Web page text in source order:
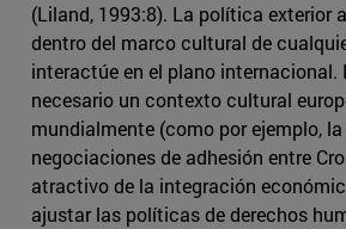
(Liland, 1993:8). La política exterior
dentro del marco cultural de
interactúe en el plano internacional.
necesario un contexto cultural
mundialmente (como por ejemplo,
negociaciones de adhesión entre
atractivo de la integración
ajustar las políticas de derechos